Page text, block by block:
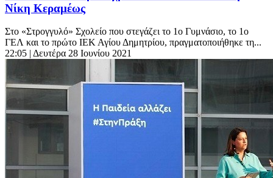
Νίκη Κεραμέως
Στο «Στρογγυλό» Σχολείο που στεγάζει το 1ο Γυμνάσιο, το 1ο
ΓΕΛ και το πρώτο ΙΕΚ Αγίου Δημητρίου, πραγματοποιήθηκε τη...
22:05 | Δευτέρα 28 Ιουνίου 2021